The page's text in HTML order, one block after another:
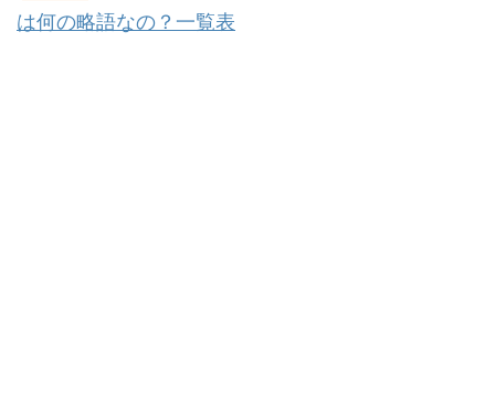
は何の略語なの？一覧表